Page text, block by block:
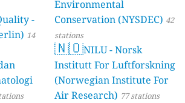
Verbraucherschutz) - LfU
-
14
Environmental
Conservation (NYSDEC) 42
stations
🇳🇴NILU - Norsk
Institutt For Luftforskning
(Norwegian Institute For
Air Research) 77 stations